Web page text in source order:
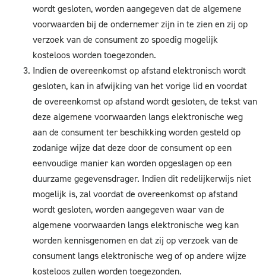
wordt gesloten, worden aangegeven dat de algemene
voorwaarden bij de ondernemer zijn in te zien en zij op
verzoek van de consument zo spoedig mogelijk
kosteloos worden toegezonden.
Indien de overeenkomst op afstand elektronisch wordt
gesloten, kan in afwijking van het vorige lid en voordat
de overeenkomst op afstand wordt gesloten, de tekst van
deze algemene voorwaarden langs elektronische weg
aan de consument ter beschikking worden gesteld op
zodanige wijze dat deze door de consument op een
eenvoudige manier kan worden opgeslagen op een
duurzame gegevensdrager. Indien dit redelijkerwijs niet
mogelijk is, zal voordat de overeenkomst op afstand
wordt gesloten, worden aangegeven waar van de
algemene voorwaarden langs elektronische weg kan
worden kennisgenomen en dat zij op verzoek van de
consument langs elektronische weg of op andere wijze
kosteloos zullen worden toegezonden.